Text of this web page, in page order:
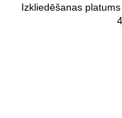
Izkliedēšanas